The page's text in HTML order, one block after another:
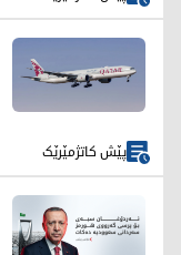
پێش کاتژمێرێک